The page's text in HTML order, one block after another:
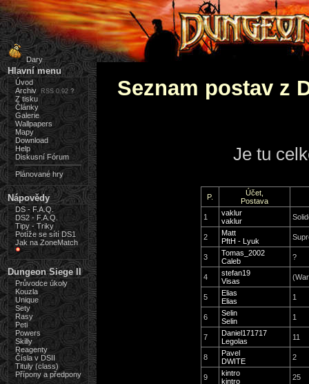
Dary
Hlavní menu
Úvod
Archiv
RSS 0.92 ?
Z tisku
Články
Galerie
Wallpapers
Mapy
Download
Help
Diskusní Fórum
Plánované hry
Nápovědy
DS - F.A.Q.
DS2 - F.A.Q.
Tipy - Triky
Potíže se sítí DS1
Jak na ZoneMatch
Dungeon Siege II
Průvodce úkoly
Kouzla
Unique
Sety
Rasy
Peti
Powers
Skilly
Reagenty
Čísla v DSII
Tituly (class)
Přípony a předpony
Seznam postav z
Je tu
P.
Účet,
Postava
1
vaklur
vaklur
2
Matt
PftH - Lyuk
3
Tomas_2002
Caleb
?
4
stefan19
Visas
5
Elias
Elias
1
6
Selin
Selin
1
7
Daniel171717
Legolas
11
8
Pavel
DWITE
2
9
kintro
kintro
25